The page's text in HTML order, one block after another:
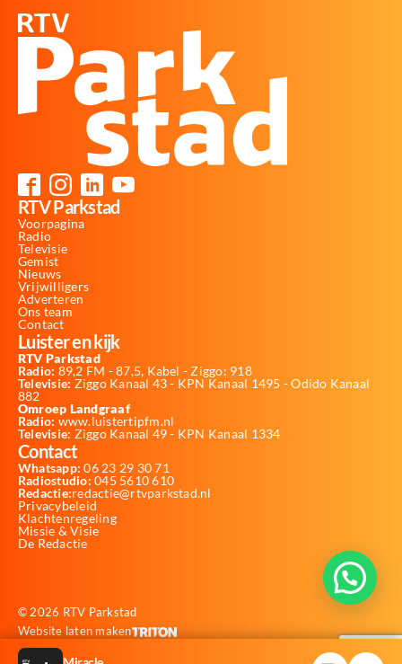
RTV Parkstad
Voorpagina
Radio
Televisie
Gemist
Nieuws
Vrijwilligers
Adverteren
Ons team
Contact
Luister en kijk
RTV Parkstad
Radio: 89,2 FM - 87,5, Kabel - Ziggo: 918
Televisie: Ziggo Kanaal 43 - KPN Kanaal 1495 - Odido Kanaal
882
Omroep Landgraaf
Radio: www.luistertipfm.nl
Televisie: Ziggo Kanaal 49 - KPN Kanaal 1334
Contact
Whatsapp: 06 23 29 30 71
Radiostudio: 045 5610 610
Redactie:redactie@rtvparkstad.nl
Privacybeleid
Klachtenregeling
Missie & Visie
De Redactie
© 2026 RTV Parkstad
Website laten maken